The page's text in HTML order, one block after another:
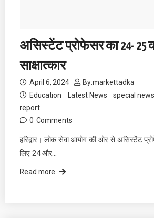
असिस्टेंट प्रोफेसर का 24- 25
साक्षात्कार
April 6, 2024 By:markettadka
Education
Latest News special news
report
0 Comments
हरिद्वार। लोक सेवा आयोग की ओर से असिस्टेंट
लिए 24 और…
Read more